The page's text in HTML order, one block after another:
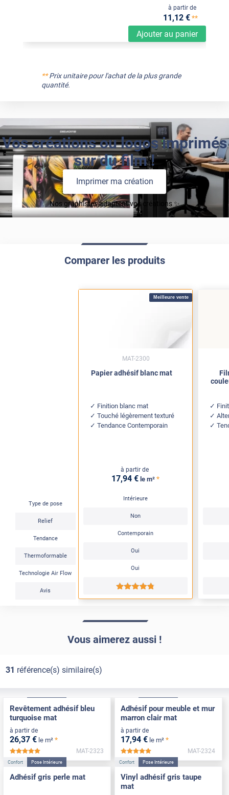
Ajouter au panier
à partir de
11,12 €**
**Prix unitaire pour l'achat de la plus grande
quantité.
Vos créations ou logos imprimés
sur du film !
Imprimer ma création
Nos graphistes adaptent vos créations ✨
Comparer les produits
Type de pose
Relief
Tendance
Thermoformable
Technologie Air Flow
Avis
Meilleure vente
Papier adhésif blanc mat
Finition blanc mat
Touché légèrement texturé
Tendance Contemporain
à partir de
17,94 € le m² *
Intérieure
Non
Contemporain
Oui
Oui
*****
MAT-2300
Vous aimerez aussi !
31 référence(s) similaire(s)
Revêtement adhésif bleu
turquoise mat
à partir de
26,37 € le m² *
*****
MAT-2323
Adhésif pour meuble et mur
marron clair mat
à partir de
17,94 € le m² *
MAT-2324
Confort Pose Intérieure
Adhésif gris perle mat
Confort Pose Intérieure
Vinyl adhésif gris taupe
mat